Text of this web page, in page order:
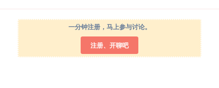
一分钟注册，马上参与讨论。
注册、开聊吧